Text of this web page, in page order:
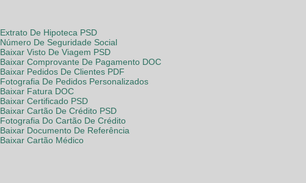
Extrato De Hipoteca PSD
Número De Seguridade Social
Baixar Visto De Viagem PSD
Baixar Comprovante De Pagamento DOC
Baixar Pedidos De Clientes PDF
Fotografia De Pedidos Personalizados
Baixar Fatura DOC
Baixar Certificado PSD
Baixar Cartão De Crédito PSD
Fotografia Do Cartão De Crédito
Baixar Documento De Referência
Baixar Cartão Médico